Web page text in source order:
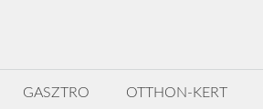
GASZTRO OTTHON-KERT